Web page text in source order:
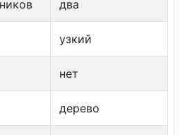
два
узкий
нет
дерево